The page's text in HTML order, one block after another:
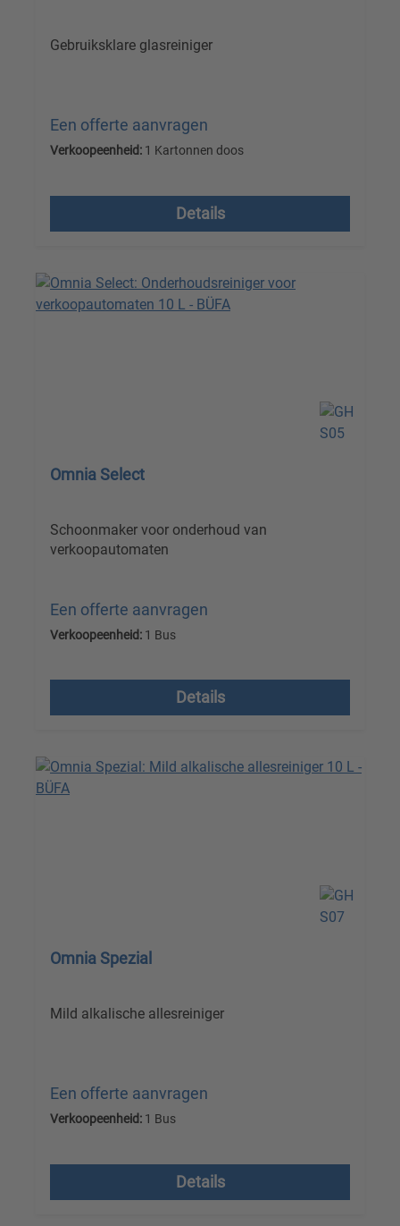
Gebruiksklare glasreiniger
Een offerte aanvragen
Verkoopeenheid: 1 Kartonnen doos
Details
Omnia Select
Schoonmaker voor onderhoud van
verkoopautomaten
Een offerte aanvragen
Verkoopeenheid: 1 Bus
Details
Omnia Spezial
Mild alkalische allesreiniger
Een offerte aanvragen
Verkoopeenheid: 1 Bus
Details